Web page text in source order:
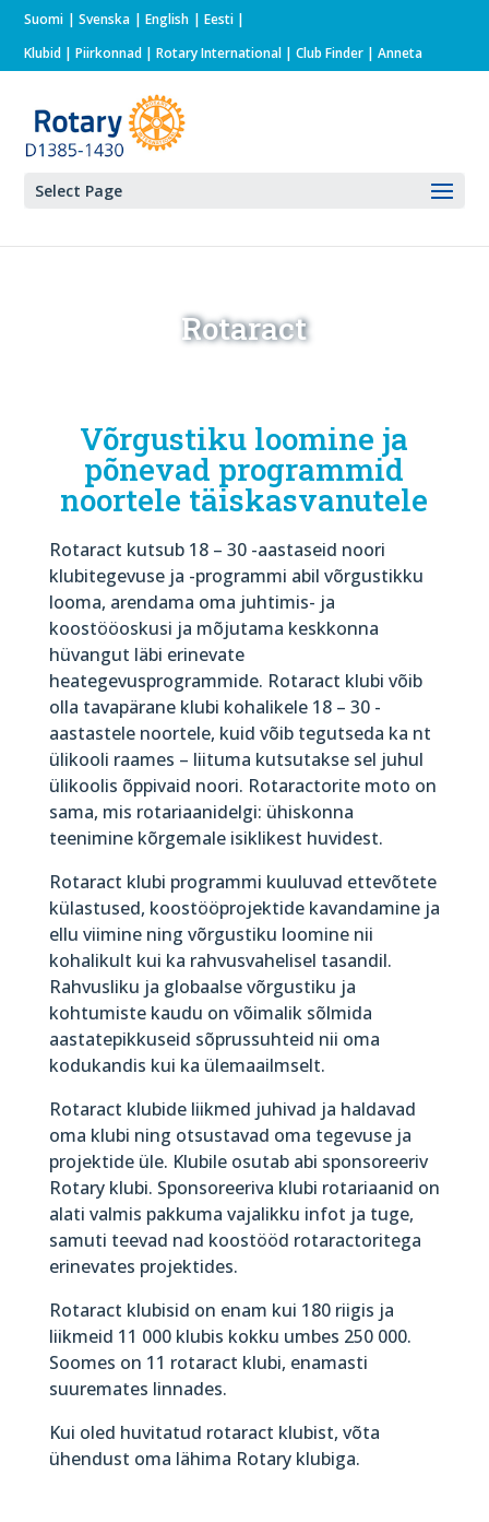
Suomi Svenska English
Eesti
Klubid |Piirkonnad |Rotary International | Club Finder | Anneta
Select Page
Rotaract
Võrgustiku loomine ja
põnevad programmid
noortele täiskasvanutele
Rotaract kutsub 18 – 30 -aastaseid noori
klubitegevuse ja -programmi abil võrgustikku
looma, arendama oma juhtimis- ja
koostööoskusi ja mõjutama keskkonna
hüvangut läbi erinevate
heategevusprogrammide. Rotaract klubi võib
olla tavapärane klubi kohalikele 18 – 30 -
aastastele noortele, kuid võib tegutseda ka nt
ülikooli raames – liituma kutsutakse sel juhul
ülikoolis õppivaid noori. Rotaractorite moto on
sama, mis rotariaanidelgi: ühiskonna
teenimine kõrgemale isiklikest huvidest.
Rotaract klubi programmi kuuluvad ettevõtete
külastused, koostööprojektide kavandamine ja
ellu viimine ning võrgustiku loomine nii
kohalikult kui ka rahvusvahelisel tasandil.
Rahvusliku ja globaalse võrgustiku ja
kohtumiste kaudu on võimalik sõlmida
aastatepikkuseid sõprussuhteid nii oma
kodukandis kui ka ülemaailmselt.
Rotaract klubide liikmed juhivad ja haldavad
oma klubi ning otsustavad oma tegevuse ja
projektide üle. Klubile osutab abi sponsoreeriv
Rotary klubi. Sponsoreeriva klubi rotariaanid on
alati valmis pakkuma vajalikku infot ja tuge,
samuti teevad nad koostööd rotaractoritega
erinevates projektides.
Rotaract klubisid on enam kui 180 riigis ja
liikmeid 11 000 klubis kokku umbes 250 000.
Soomes on 11 rotaract klubi, enamasti
suuremates linnades.
Kui oled huvitatud rotaract klubist, võta
ühendust oma lähima Rotary klubiga.